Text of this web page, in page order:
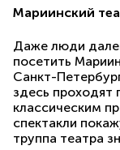
Мариинский
Даже люди
посетить
Санкт-
здесь проходят
классическим
спектакли
труппа театра